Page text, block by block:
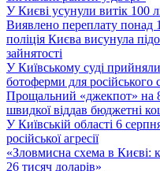
У Києві усунули витік 100
Виявлено переплату понад
поліція Києва висунула
зайнятості
У Київському суді
ботоферми для російського
Прощальний «джекпот» на
швидкої віддав бюджетні
У Київській області 6
російської агресії
«Зловмисна схема в Києві:
26 тисяч доларів»